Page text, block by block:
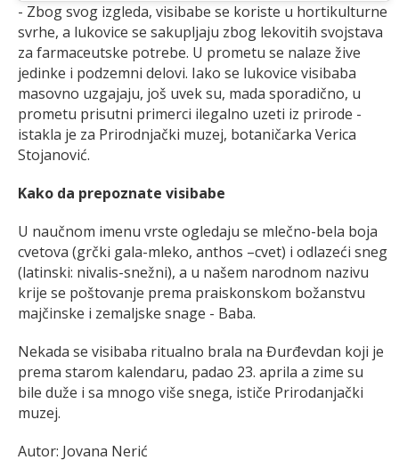
- Zbog svog izgleda, visibabe se koriste u hortikulturne
svrhe, a lukovice se sakupljaju zbog lekovitih svojstava
za farmaceutske potrebe. U prometu se nalaze žive
jedinke i podzemni delovi. Iako se lukovice visibaba
masovno uzgajaju, još uvek su, mada sporadično, u
prometu prisutni primerci ilegalno uzeti iz prirode -
istakla je za Prirodnjački muzej, botaničarka Verica
Stojanović.
Kako da prepoznate visibabe
U naučnom imenu vrste ogledaju se mlečno-bela boja
cvetova (grčki gala-mleko, anthos –cvet) i odlazeći sneg
(latinski: nivalis-snežni), a u našem narodnom nazivu
krije se poštovanje prema praiskonskom božanstvu
majčinske i zemaljske snage - Baba.
Nekada se visibaba ritualno brala na Đurđevdan koji je
prema starom kalendaru, padao 23. aprila a zime su
bile duže i sa mnogo više snega, ističe Prirodanjački
muzej.
Autor: Jovana Nerić